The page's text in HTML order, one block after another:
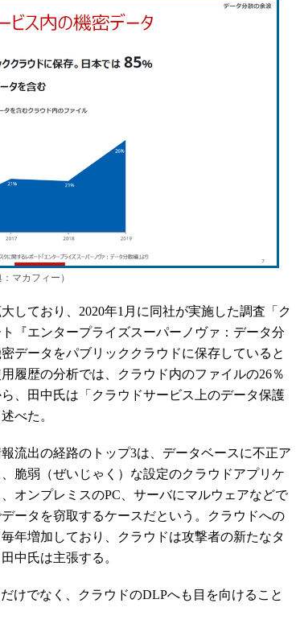
マカフィー）
しており、2020年1月に同社が実施した調査「ク
『エンタープライズスーパーノヴァ：データ分
データをパブリッククラウドに保存していると
履歴の分析では、クラウド内のファイルの26％
、田中氏は「クラウドサービス上のデータ保護
べた。
流出の経路のトップ3は、データベースに不正ア
脆弱（ぜいじゃく）な設定のクラウドアプリケ
オンプレミスのPC、サーバにマルウェアなどで
ータを窃取するケースだという。クラウドへの
年増加しており、クラウドは攻撃者の新たなタ
中氏は主張する。
けでなく、クラウドのDLPへも目を向けること